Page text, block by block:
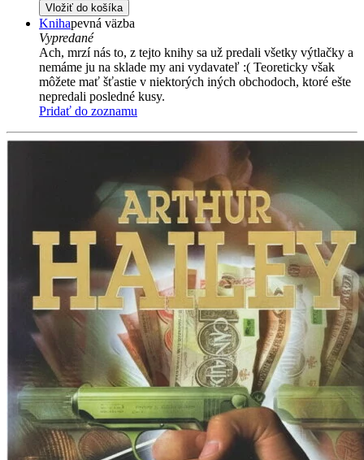
Vložiť do košíka
Knihapevná väzba
Vypredané
Ach, mrzí nás to, z tejto knihy sa už predali všetky výtlačky a
nemáme ju na sklade my ani vydavateľ :( Teoreticky však
môžete mať šťastie v niektorých iných obchodoch, ktoré ešte
nepredali posledné kusy.
Pridať do zoznamu